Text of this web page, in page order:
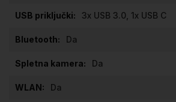
3x USB 3.0, 1x USB C
Da
Da
Da